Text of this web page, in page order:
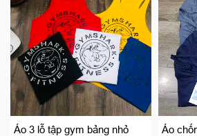
Áo 3 lỗ tập gym bảng nhỏ
Áo